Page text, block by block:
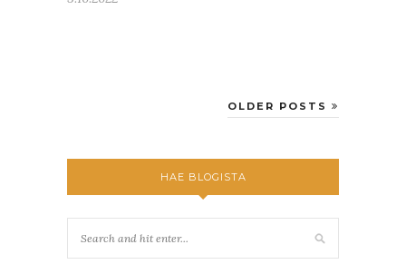
OLDER POSTS
HAE BLOGISTA